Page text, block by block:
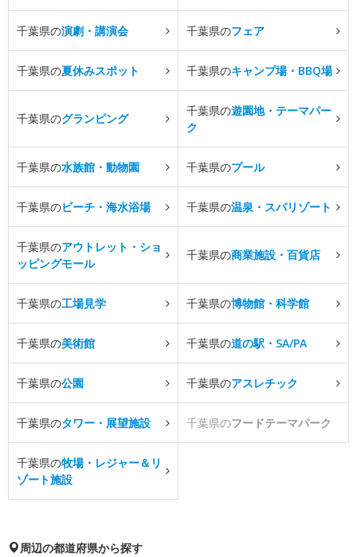
千葉県の演劇・講演会 千葉県のフェア
千葉県の夏休みスポット 千葉県のキャンプ場・BBQ場
千葉県のグランピング
千葉県の遊園地・テーマパー
ク
千葉県の水族館・動物園 千葉県のプール
千葉県のビーチ・海水浴場 千葉県の温泉・スパリゾート
千葉県のアウトレット・ショ
ッピングモール
千葉県の商業施設・百貨店
千葉県の工場見学 千葉県の博物館・科学館
千葉県の美術館 千葉県の道の駅・SA/PA
千葉県の公園 千葉県のアスレチック
千葉県のタワー・展望施設 千葉県のフードテーマパーク
千葉県の牧場・レジャー＆リ
ゾート施設
周辺の都道府県から探す